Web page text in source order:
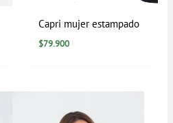
Capri mujer estampado
$79.900